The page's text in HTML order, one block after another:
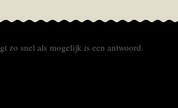
zo snel als mogelijk is een antwoord.